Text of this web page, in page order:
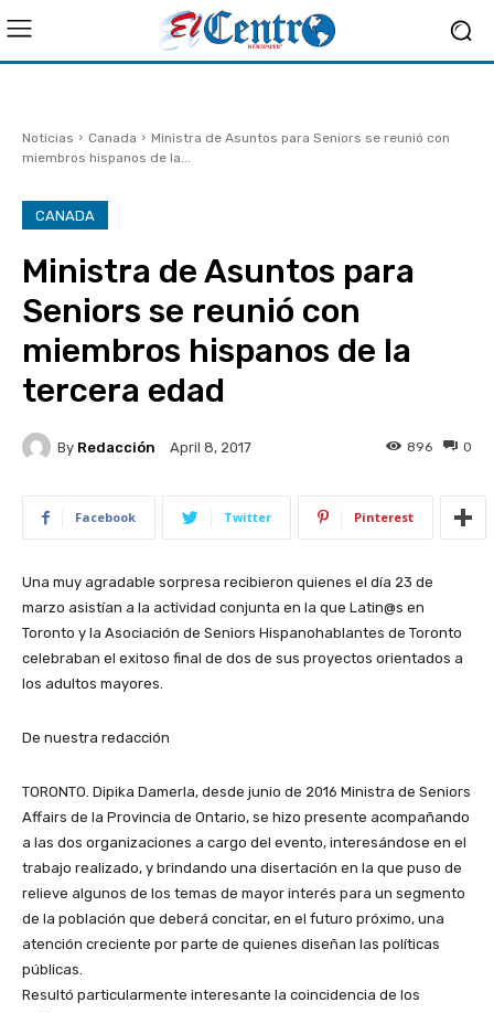
Noticias Canada
Ministra de Asuntos para Seniors se reunió con
miembros hispanos de la...
CANADA
Ministra de Asuntos para
Seniors se reunió con
miembros hispanos de la
tercera edad
By Redacción April 8, 2017 0
896
Facebook Twitter Pinterest
Una muy agradable sorpresa recibieron quienes el día 23 de
marzo asistían a la actividad conjunta en la que Latin@s en
Toronto y la Asociación de Seniors Hispanohablantes de Toronto
celebraban el exitoso final de dos de sus proyectos orientados a
los adultos mayores.
De nuestra redacción
TORONTO. Dipika Damerla, desde junio de 2016 Ministra de Seniors
Affairs de la Provincia de Ontario, se hizo presente acompañando
a las dos organizaciones a cargo del evento, interesándose en el
trabajo realizado, y brindando una disertación en la que puso de
relieve algunos de los temas de mayor interés para un segmento
de la población que deberá concitar, en el futuro próximo, una
atención creciente por parte de quienes diseñan las políticas
públicas.
Resultó particularmente interesante la coincidencia de los